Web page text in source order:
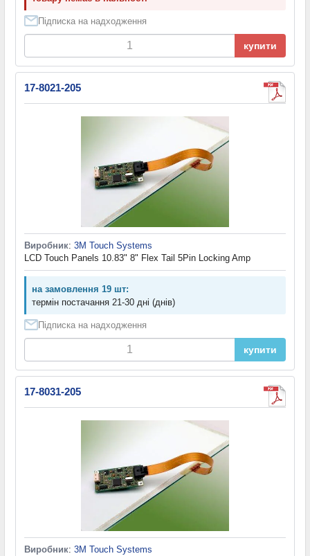
Підписка на надходження
купити
17-8021-205
Виробник: 3M Touch Systems
LCD Touch Panels 10.83" 8" Flex Tail 5Pin Locking Amp
на замовлення 19 шт:
термін постачання 21-30 дні (днів)
Підписка на надходження
купити
17-8031-205
Виробник: 3M Touch Systems